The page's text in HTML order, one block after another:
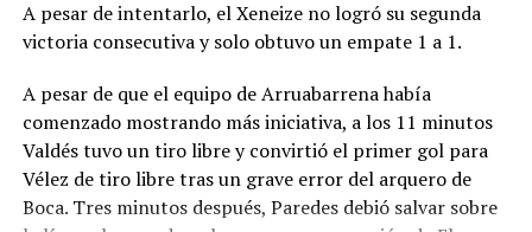
Juventud Unida Universitario.
Síntesis
Círculo Deportivo (1): Pedro Fernández; Julián Vílchez,
Facundo Rojas, Jano Martínez y Rodrigo Torres; Joaquín
Bassani, Francisco Grahl, Ramiro Banchio y Marco
Campagnaro; Rodrigo Juárez y Vicente Barberini. DT:
Duilio Botella.
A pesar de intentarlo, el Xeneize no logró su segunda
victoria consecutiva y solo obtuvo un empate 1 a 1.
A pesar de que el equipo de Arruabarrena había
comenzado mostrando más iniciativa, a los 11 minutos
Valdés tuvo un tiro libre y convirtió el primer gol para
Vélez de tiro libre tras un grave error del arquero de
Boca. Tres minutos después, Paredes debió salvar sobre